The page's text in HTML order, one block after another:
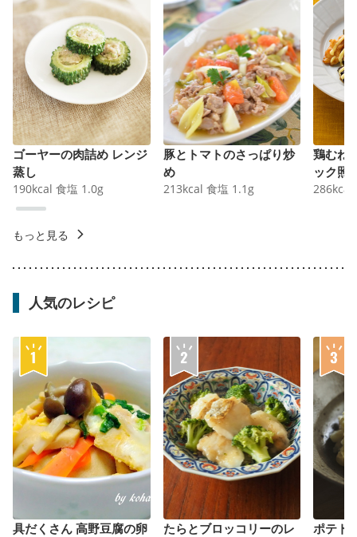
ゴーヤーの肉詰め レンジ
蒸し
190kcal 食塩 1.0g
豚とトマトのさっぱり炒
め
213kcal 食塩 1.1 g
鶏むね
ック照
286kcal
もっと見る
人気のレシピ
具だくさん 高野豆腐の卵 たらとブロッコリーのレ ポテト